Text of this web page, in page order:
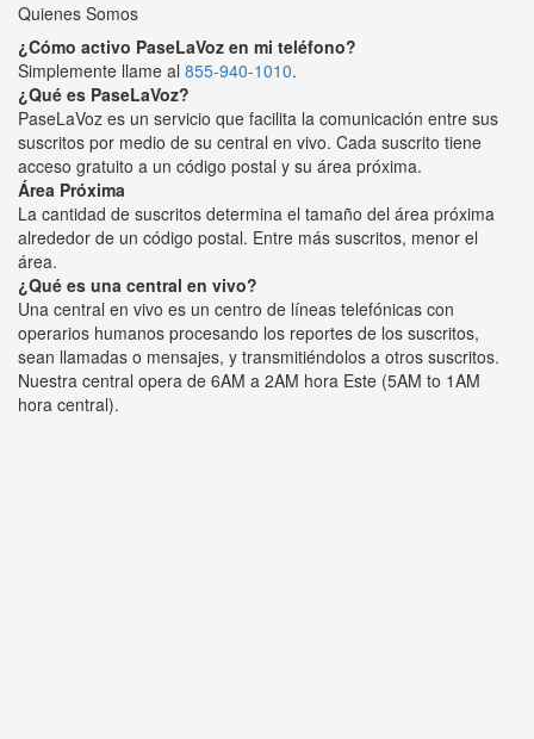
Quienes Somos
¿Cómo activo PaseLaVoz en mi teléfono?
Simplemente llame al 855-940-1010.
¿Qué es PaseLaVoz?
PaseLaVoz es un servicio que facilita la comunicación entre sus
suscritos por medio de su central en vivo. Cada suscrito tiene
acceso gratuito a un código postal y su área próxima.
Área Próxima
La cantidad de suscritos determina el tamaño del área próxima
alrededor de un código postal. Entre más suscritos, menor el
área.
¿Qué es una central en vivo?
Una central en vivo es un centro de líneas telefónicas con
operarios humanos procesando los reportes de los suscritos,
sean llamadas o mensajes, y transmitiéndolos a otros suscritos.
Nuestra central opera de 6AM a 2AM hora Este (5AM to 1AM
hora central).